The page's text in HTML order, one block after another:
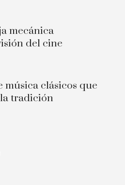
mecánica
del cine
música clásicos que
tradición